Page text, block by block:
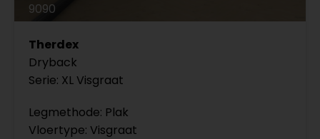
9090
Therdex
Dryback
Serie: XL Visgraat
Legmethode: Plak
Vloertype: Visgraat